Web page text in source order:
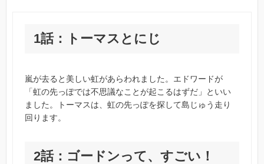
1話：トーマスとにじ
嵐が去ると美しい虹があらわれました。エドワードが
「虹の先っぽでは不思議なことが起こるはずだ」といい
ました。トーマスは、虹の先っぽを探して島じゅう走り
回ります。
2話：ゴードンって、すごい！